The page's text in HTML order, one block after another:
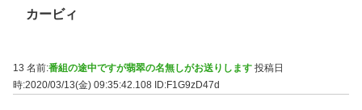
カービィ
13 名前:番組の途中ですが翡翠の名無しがお送りします 投稿日
時:2020/03/13(金) 09:35:42.108 ID:F1G9zD47d